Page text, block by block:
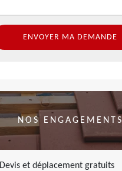
NOS ENGAGEMENTS
Devis et déplacement gratuits